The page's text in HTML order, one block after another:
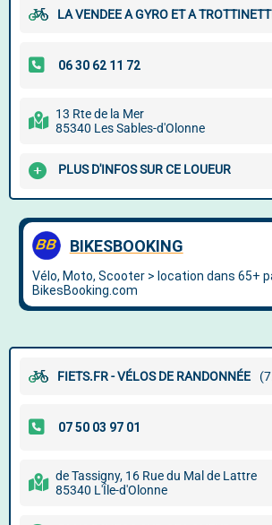
LA VENDEE A GYRO ET A
13 Rte de la Mer
85340 Les Sables-d'Olonne
PLUS D'INFOS SUR CE LOUEUR
FIETS.FR - VÉLOS DE RANDONNÉE
de Tassigny, 16 Rue du Mal de Lattre
85340 L'Île-d'Olonne